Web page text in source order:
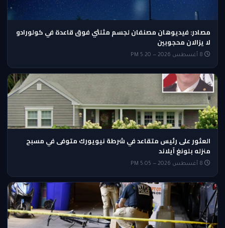
مصادر: فيديوهان مصنفان لجسم مثلثي فوق قاعدة في كولورادو
لا يزالان محجوبين
العثور على رئيس متقاعد في شرطة نيويورك متوفى في مسبح
منزله بلونغ آيلاند